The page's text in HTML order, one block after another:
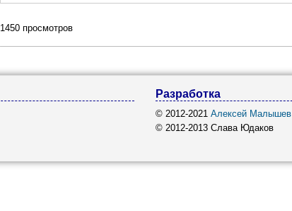
1450 просмотров
Разработка
© 2012-2021 Алексей Малышев
© 2012-2013 Слава Юдаков